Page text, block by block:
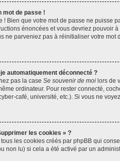
mot de passe !
! Bien que votre mot de passe ne puisse
énoncées et vous devriez pouvoir
ne parveniez pas à réinitialiser votre mot
automatiquement déconnecté ?
pas la case Se souvenir de moi lors de
ordinateur. Pour rester connecté,
café, université, etc.). Si vous ne
les cookies » ?
les cookies créés par phpBB qui
non lu) si cela a été activé par un